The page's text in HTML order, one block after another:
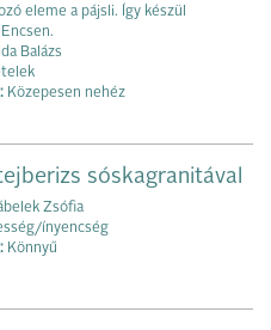
eleme a pájsli. Így készül
Balázs
Közepesen nehéz
sóskagranitával
Zsófia
ínyencség
Könnyű